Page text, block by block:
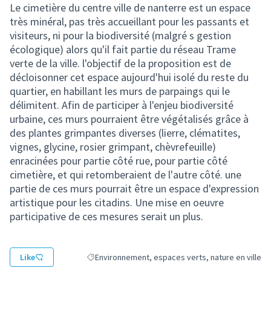
Le cimetière du centre ville de nanterre est un espace
très minéral, pas très accueillant pour les passants et
visiteurs, ni pour la biodiversité (malgré s gestion
écologique) alors qu'il fait partie du réseau Trame
verte de la ville. l'objectif de la proposition est de
décloisonner cet espace aujourd'hui isolé du reste du
quartier, en habillant les murs de parpaings qui le
délimitent. Afin de participer à l'enjeu biodiversité
urbaine, ces murs pourraient être végétalisés grâce à
des plantes grimpantes diverses (lierre, clématites,
vignes, glycine, rosier grimpant, chèvrefeuille)
enracinées pour partie côté rue, pour partie côté
cimetière, et qui retomberaient de l'autre côté. une
partie de ces murs pourrait être un espace d'expression
artistique pour les citadins. Une mise en oeuvre
participative de ces mesures serait un plus.
Like Filtrer les résultats de la catégorie :
Environnement, espaces verts, nature en ville